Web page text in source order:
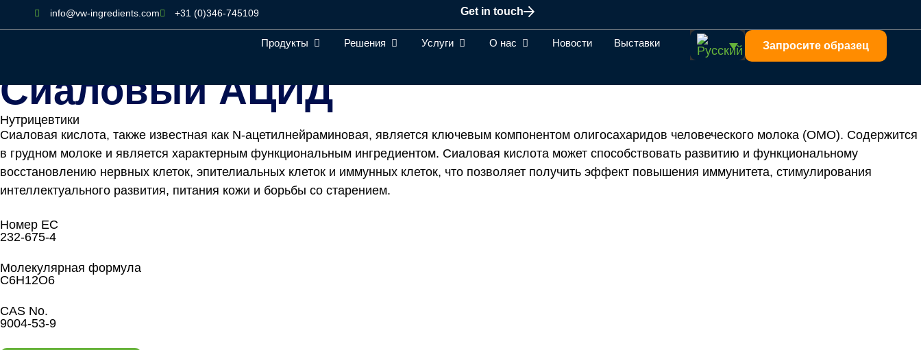
info@vw-ingredients.com +31 (0)346-745109 Get in touch
Продукты Решения Услуги О нас Новости Выставки
Запросите образец
Сиаловый АЦИД
Нутрицевтики
Сиаловая кислота, также известная как N-ацетилнейраминовая, является ключевым компонентом олигосахаридов человеческого молока (ОМО). Содержится
в грудном молоке и является характерным функциональным ингредиентом. Сиаловая кислота может способствовать развитию и функциональному
восстановлению нервных клеток, эпителиальных клеток и иммунных клеток, что позволяет получить эффект повышения иммунитета, стимулирования
интеллектуального развития, питания кожи и борьбы со старением.
Номер ЕС
232-675-4
Молекулярная формула
C6H12O6
CAS No.
9004-53-9